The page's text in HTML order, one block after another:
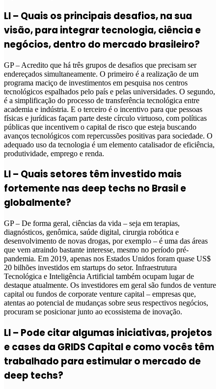
LI – Quais os principais desafios, na sua
visão, para integrar tecnologia, ciência e
negócios, dentro do mercado brasileiro?
GP – Acredito que há três grupos de desafios que precisam ser
endereçados simultaneamente. O primeiro é a realização de um
programa maciço de investimentos em pesquisa nos centros
tecnológicos espalhados pelo país e pelas universidades. O segundo,
é a simplificação do processo de transferência tecnológica entre
academia e indústria. E o terceiro é o incentivo para que pessoas
físicas e jurídicas façam parte deste círculo virtuoso, com políticas
públicas que incentivem o capital de risco que esteja buscando
avanços tecnológicos com repercussões positivas para sociedade. O
adequado uso da tecnologia é um elemento catalisador de eficiência,
produtividade, emprego e renda.
LI – Quais setores têm investido mais
fortemente nas deep techs no Brasil e
globalmente?
GP – De forma geral, ciências da vida – seja em terapias,
diagnósticos, genômica, saúde digital, cirurgia robótica e
desenvolvimento de novas drogas, por exemplo – é uma das áreas
que vem atraindo bastante interesse, mesmo no período pré-
pandemia. Em 2019, apenas nos Estados Unidos foram quase US$
20 bilhões investidos em startups do setor. Infraestrutura
Tecnológica e Inteligência Artificial também ocupam lugar de
destaque atualmente. Os investidores em geral são fundos de venture
capital ou fundos de corporate venture capital – empresas que,
atentas ao potencial de mudanças sobre seus respectivos negócios,
procuram se posicionar junto ao ecossistema de inovação.
LI – Pode citar algumas iniciativas, projetos
e cases da GRIDS Capital e como vocês têm
trabalhado para estimular o mercado de
deep techs?